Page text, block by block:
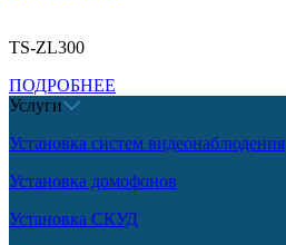
TS-ZL300
ПОДРОБНЕЕ
Услуги
Установка систем видеонаблюдения
Установка домофонов
Установка СКУД